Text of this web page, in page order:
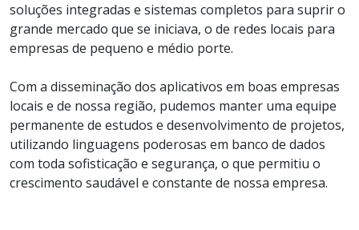
soluções integradas e sistemas completos para suprir o
grande mercado que se iniciava, o de redes locais para
empresas de pequeno e médio porte.
Com a disseminação dos aplicativos em boas empresas
locais e de nossa região, pudemos manter uma equipe
permanente de estudos e desenvolvimento de projetos,
utilizando linguagens poderosas em banco de dados
com toda sofisticação e segurança, o que permitiu o
crescimento saudável e constante de nossa empresa.